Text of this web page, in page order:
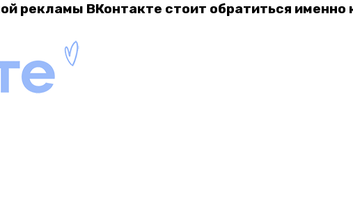
рекламы ВКонтакте стоит обратиться именно